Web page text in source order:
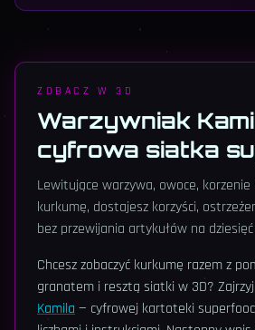
ZOBACZ W 3D
Warzywniak
cyfrowa siatka
Lewitujące warzywa, owoce, korzenie
kurkumę, dostajesz korzyści,
bez przewijania artykułów na
Chcesz zobaczyć kurkumę razem z
granatem i resztą siatki w 3D?
Kamila — cyfrowej kartoteki